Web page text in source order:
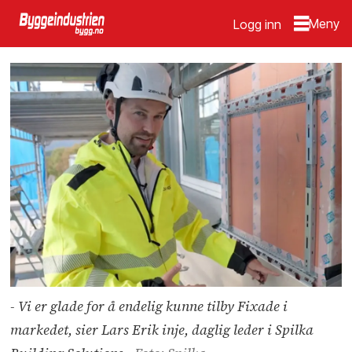
Logg inn
- Vi er glade for å endelig kunne tilby Fixade i
markedet, sier Lars Erik inje, daglig leder i Spilka